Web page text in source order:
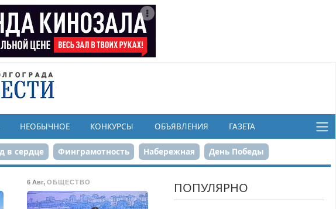
НЕОБЫЧНОЕ КОНКУРСЫ ОБЪЯВЛЕНИЯ ГАЗЕТА
в сердце Финграмотность Набережная День Победы
Героев-летчиков
6 Авг, ОБЩЕСТВО ПОПУЛЯРНО